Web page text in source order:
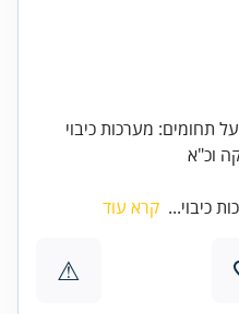
תחומים: מערכות כיבוי
כיבוי... קרא עוד
⚠